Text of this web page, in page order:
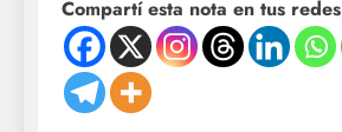
Compartí esta nota en tus redes